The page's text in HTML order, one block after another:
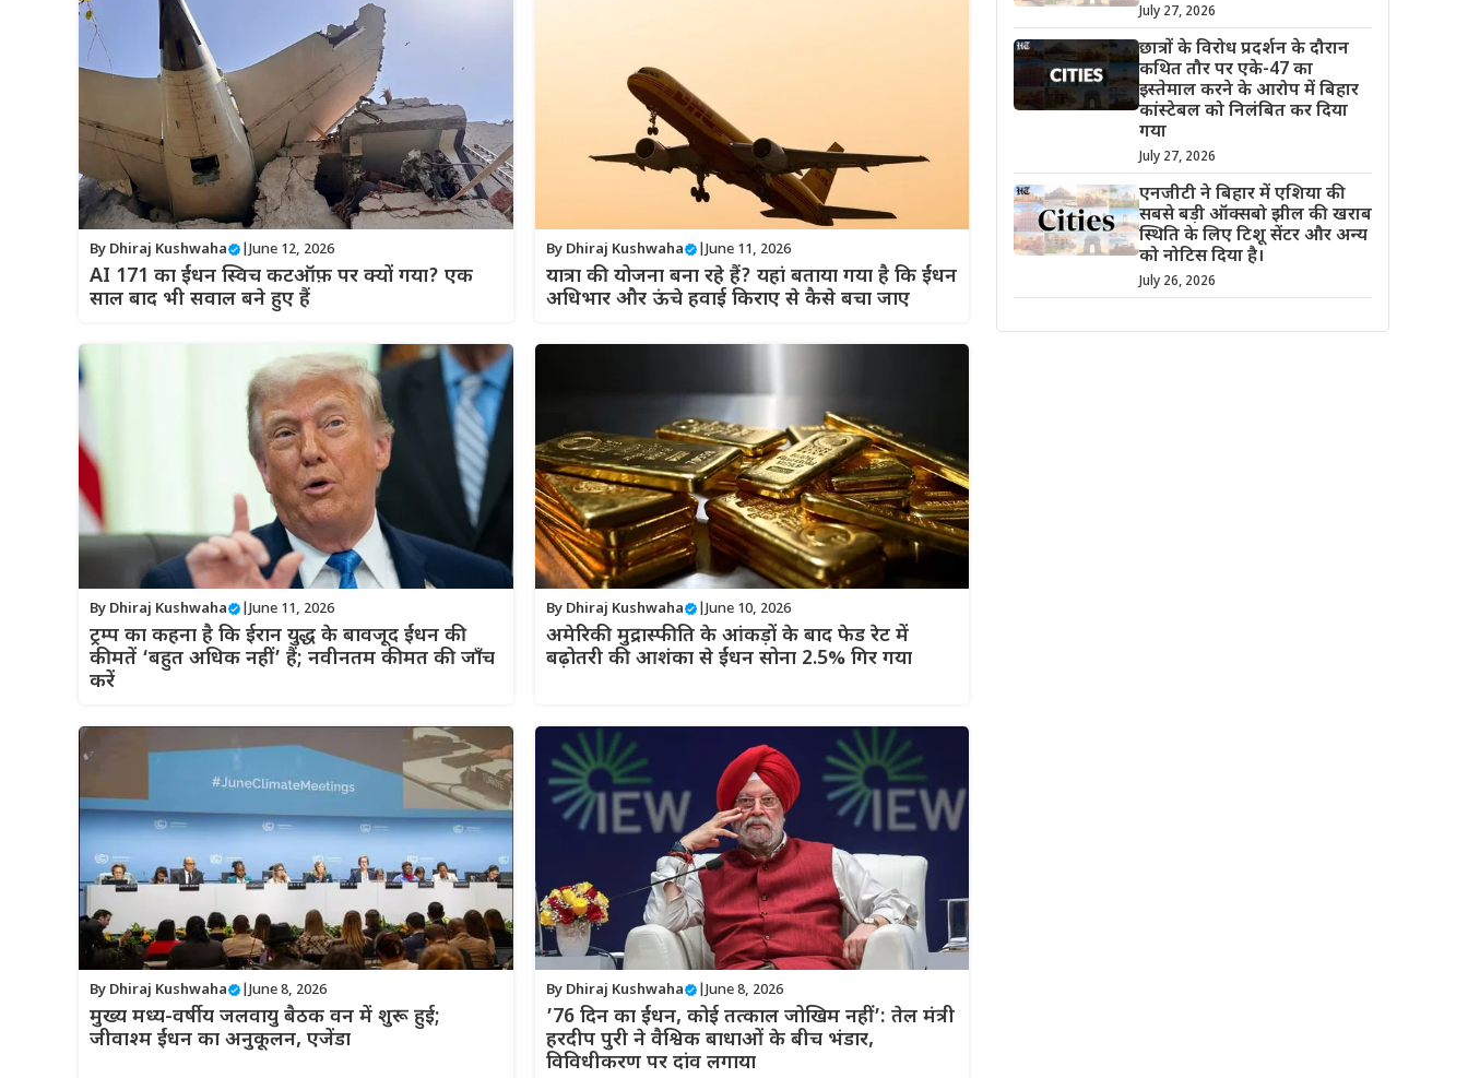
By Dhiraj Kushwaha June 12, 2026
AI 171 का ईंधन स्विच कटऑफ़ पर क्यों गया? एक
साल बाद भी सवाल बने हुए हैं
By Dhiraj Kushwaha | June 11, 2026
यात्रा की योजना बना रहे हैं? यहां बताया गया है कि ईंधन
अधिभार और ऊंचे हवाई किराए से कैसे बचा जाए
By Dhiraj Kushwaha June 11, 2026
ट्रम्प का कहना है कि ईरान युद्ध के बावजूद ईंधन की
कीमतें ‘बहुत अधिक नहीं’ हैं; नवीनतम कीमत की जाँच
करें
By Dhiraj Kushwaha | June 10, 2026
अमेरिकी मुद्रास्फीति के आंकड़ों के बाद फेड रेट में
बढ़ोतरी की आशंका से ईंधन सोना 2.5% गिर गया
By Dhiraj Kushwaha June 8, 2026
मुख्य मध्य-वर्षीय जलवायु बैठक वन में शुरू हुई;
जीवाश्म ईंधन का अनुकूलन, एजेंडा
By Dhiraj Kushwaha | June 8, 2026
’76 दिन का ईंधन, कोई तत्काल जोखिम नहीं’: तेल मंत्री
हरदीप पुरी ने वैश्विक बाधाओं के बीच भंडार,
विविधीकरण पर दांव लगाया
July 27, 2026
छात्रों के विरोध प्रदर्शन के दौरान
कथित तौर पर एके-47 का
इस्तेमाल करने के आरोप में बिहार
कांस्टेबल को निलंबित कर दिया
गया
July 27, 2026
एनजीटी ने बिहार में एशिया की
सबसे बड़ी ऑक्सबो झील की खराब
स्थिति के लिए टिशू सेंटर और अन्य
को नोटिस दिया है।
July 26, 2026